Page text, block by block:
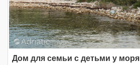
Дом для семьи с детьми у моря